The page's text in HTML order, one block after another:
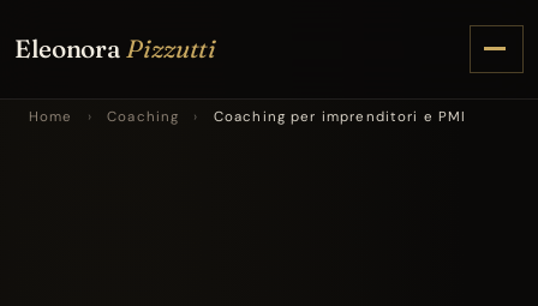
Eleonora Pizzutti
Home › Coaching › Coaching per imprenditori e PMI